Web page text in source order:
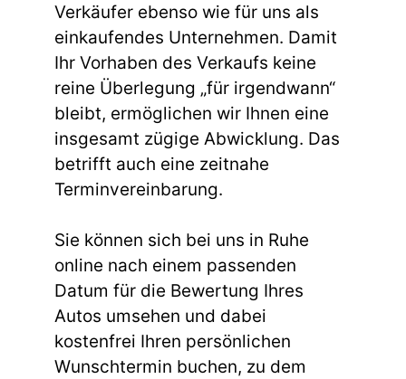
Verkäufer ebenso wie für uns als
einkaufendes Unternehmen. Damit
Ihr Vorhaben des Verkaufs keine
reine Überlegung „für irgendwann“
bleibt, ermöglichen wir Ihnen eine
insgesamt zügige Abwicklung. Das
betrifft auch eine zeitnahe
Terminvereinbarung.
Sie können sich bei uns in Ruhe
online nach einem passenden
Datum für die Bewertung Ihres
Autos umsehen und dabei
kostenfrei Ihren persönlichen
Wunschtermin buchen, zu dem